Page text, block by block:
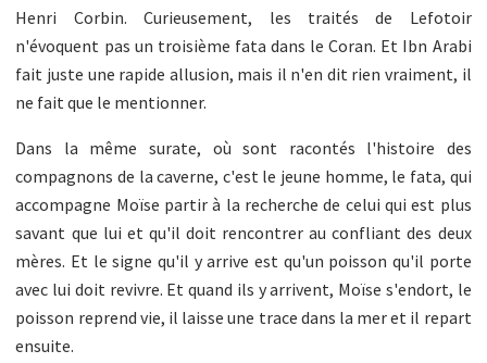
Henri Corbin. Curieusement, les traités de Lefotoir
n'évoquent pas un troisième fata dans le Coran. Et Ibn Arabi
fait juste une rapide allusion, mais il n'en dit rien vraiment, il
ne fait que le mentionner.
Dans la même surate, où sont racontés l'histoire des
compagnons de la caverne, c'est le jeune homme, le fata, qui
accompagne Moïse partir à la recherche de celui qui est plus
savant que lui et qu'il doit rencontrer au confliant des deux
mères. Et le signe qu'il y arrive est qu'un poisson qu'il porte
avec lui doit revivre. Et quand ils y arrivent, Moïse s'endort, le
poisson reprend vie, il laisse une trace dans la mer et il repart
ensuite.